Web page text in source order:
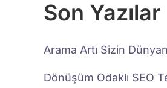
Son Yazılar
Arama Artı Sizin
Dönüşüm Odaklı SEO